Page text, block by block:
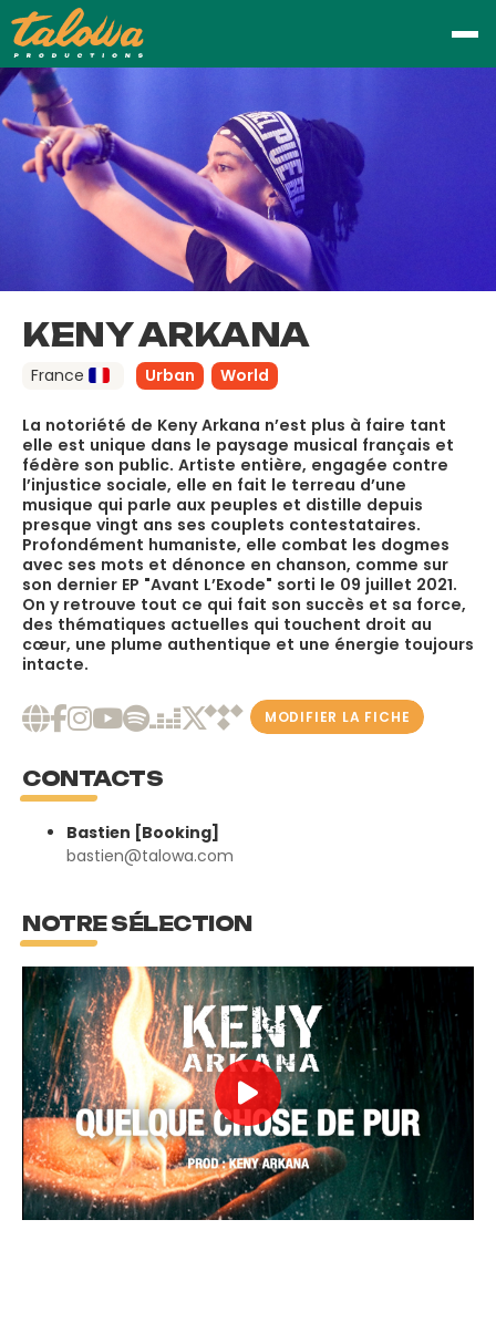
KENY ARKANA
France Urban World
La notoriété de Keny Arkana n’est plus à faire tant
elle est unique dans le paysage musical français et
fédère son public. Artiste entière, engagée contre
l’injustice sociale, elle en fait le terreau d’une
musique qui parle aux peuples et distille depuis
presque vingt ans ses couplets contestataires.
Profondément humaniste, elle combat les dogmes
avec ses mots et dénonce en chanson, comme sur
son dernier EP "Avant L’Exode" sorti le 09 juillet 2021.
On y retrouve tout ce qui fait son succès et sa force,
des thématiques actuelles qui touchent droit au
cœur, une plume authentique et une énergie toujours
intacte.
MODIFIER LA FICHE
CONTACTS
Bastien [Booking]
bastien@talowa.com
NOTRE SÉLECTION